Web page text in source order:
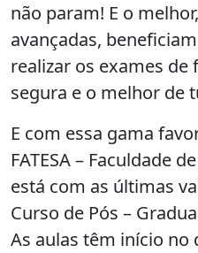
não param! E o
avançadas,
realizar os exames
segura e o melhor de
E com essa gama
FATESA – Faculdade
está com as últimas
Curso de Pós –
As aulas têm início no